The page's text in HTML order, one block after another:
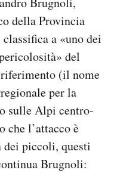
della Provincia
a «uno dei
del
(il nome
per la
sulle Alpi centro-
che l’attacco è
dei piccoli, questi
Brugnoli: